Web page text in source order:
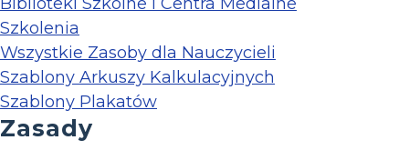
Szkolenia
Wszystkie Zasoby dla Nauczycieli
Szablony Arkuszy Kalkulacyjnych
Szablony Plakatów
Zasady